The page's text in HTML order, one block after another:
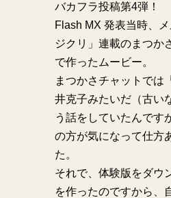
バカフラ投稿第4弾！
Flash MX 発表当時、
ジクリ」連載のまつか
で作ったムービー。
まつかさチャットでは
井克子みたいだ（古い
う話をしていたんです
の方が気になって仕方
た。
それで、体験版をダウ
を作ったのですから、